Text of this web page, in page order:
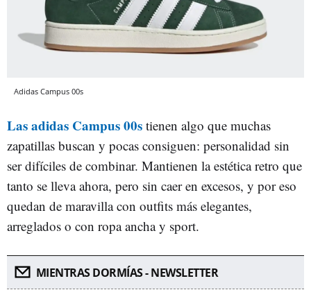
Adidas Campus 00s
Las adidas Campus 00s tienen algo que muchas
zapatillas buscan y pocas consiguen: personalidad sin
ser difíciles de combinar. Mantienen la estética retro que
tanto se lleva ahora, pero sin caer en excesos, y por eso
quedan de maravilla con outfits más elegantes,
arreglados o con ropa ancha y sport.
MIENTRAS DORMÍAS - NEWSLETTER